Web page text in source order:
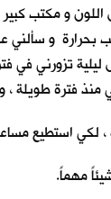
و مكتب كبير
و سألني
تزورني في
فترة طويلة
لكي استطيع
مهماً.